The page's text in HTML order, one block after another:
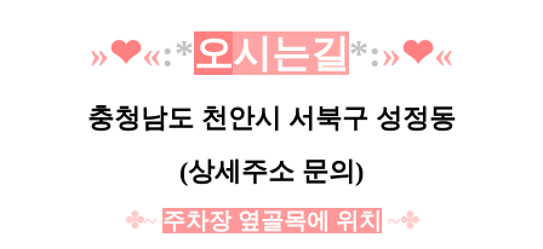
»❤︎«:*오시 는길 *:»❤︎«
충청남도 천안시 서북구 성정동
(상세주소 문의)
✤~ 주차장 옆골목에 위치 ~✤